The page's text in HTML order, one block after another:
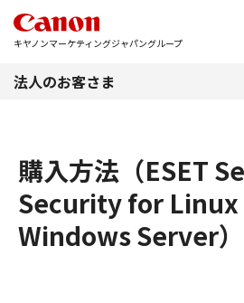
キヤノンマーケティングジャパングループ
法人のお客さま
購入方法（ESET
Security for Linux
Windows Server）